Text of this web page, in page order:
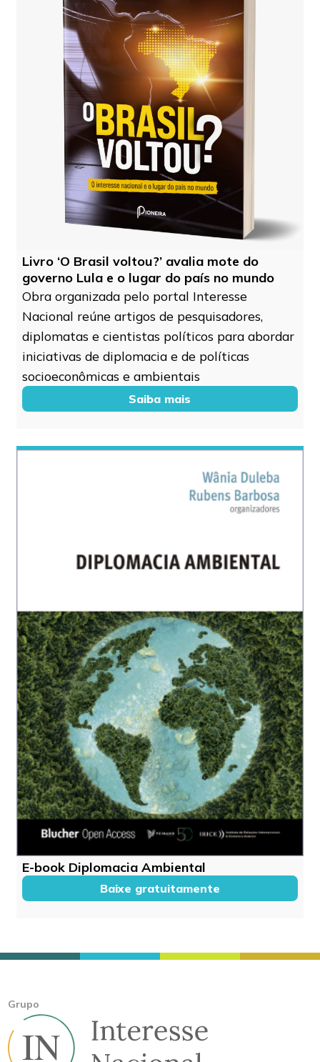
Livro ‘O Brasil voltou?’ avalia mote do
governo Lula e o lugar do país no mundo
Obra organizada pelo portal Interesse
Nacional reúne artigos de pesquisadores,
diplomatas e cientistas políticos para abordar
iniciativas de diplomacia e de políticas
socioeconômicas e ambientais
Saiba mais
E-book Diplomacia Ambiental
Baixe gratuitamente
Grupo